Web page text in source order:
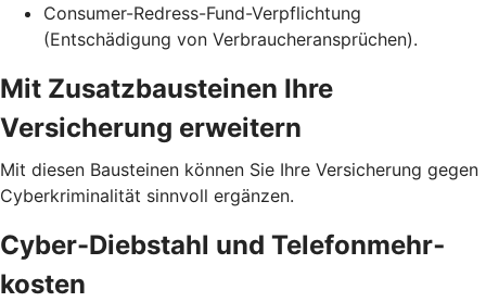
Consumer-Redress-Fund-Verpflichtung
(Entschädigung von Verbraucheransprüchen).
Mit Zusatzbausteinen Ihre
Versicherung erweitern
Mit diesen Bausteinen können Sie Ihre Versicherung gegen
Cyberkriminalität sinnvoll ergänzen.
Cyber-Diebstahl und Telefon­mehr­
kosten